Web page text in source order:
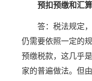
预扣预缴和汇算
答：税法规定，
仍需要依照一定的
预缴税款，这几乎
家的普遍做法。但